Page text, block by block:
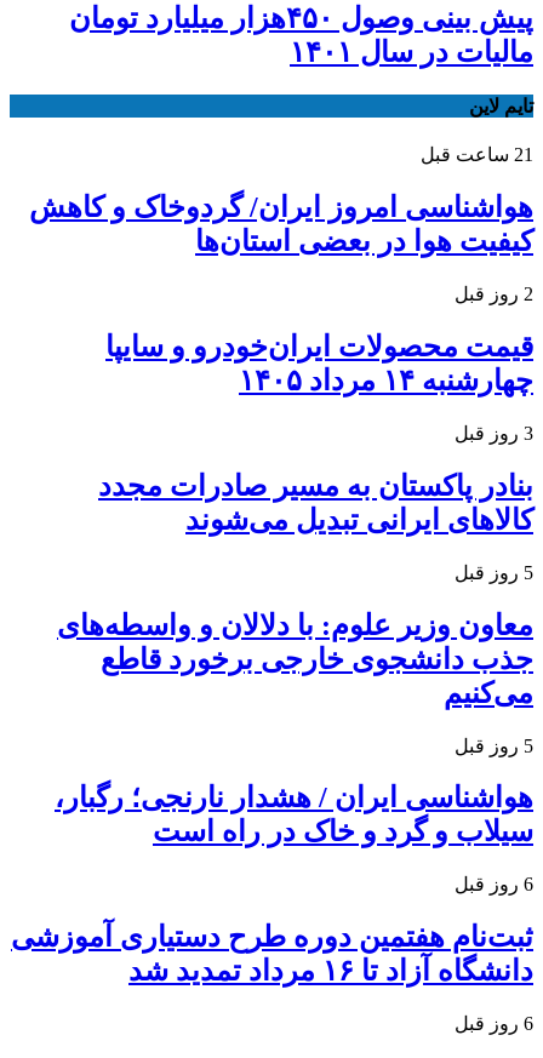
پیش بینی وصول ۴۵۰هزار میلیارد تومان
مالیات در سال ۱۴۰۱
تایم لاین
21 ساعت قبل
هواشناسی امروز ایران/ گردوخاک و کاهش
کیفیت هوا در بعضی استان‌ها
2 روز قبل
قیمت محصولات ایران‌خودرو و سایپا
چهارشنبه ۱۴ مرداد ۱۴۰۵
3 روز قبل
بنادر پاکستان به مسیر صادرات مجدد
کالاهای ایرانی تبدیل می‌شوند
5 روز قبل
معاون وزیر علوم: با دلالان و واسطه‌های
جذب دانشجوی خارجی برخورد قاطع
می‌کنیم
5 روز قبل
هواشناسی ایران / هشدار نارنجی؛ رگبار،
سیلاب و گرد و خاک در راه است
6 روز قبل
ثبت‌نام هفتمین دوره طرح دستیاری آموزشی
دانشگاه آزاد تا ۱۶ مرداد تمدید شد
6 روز قبل